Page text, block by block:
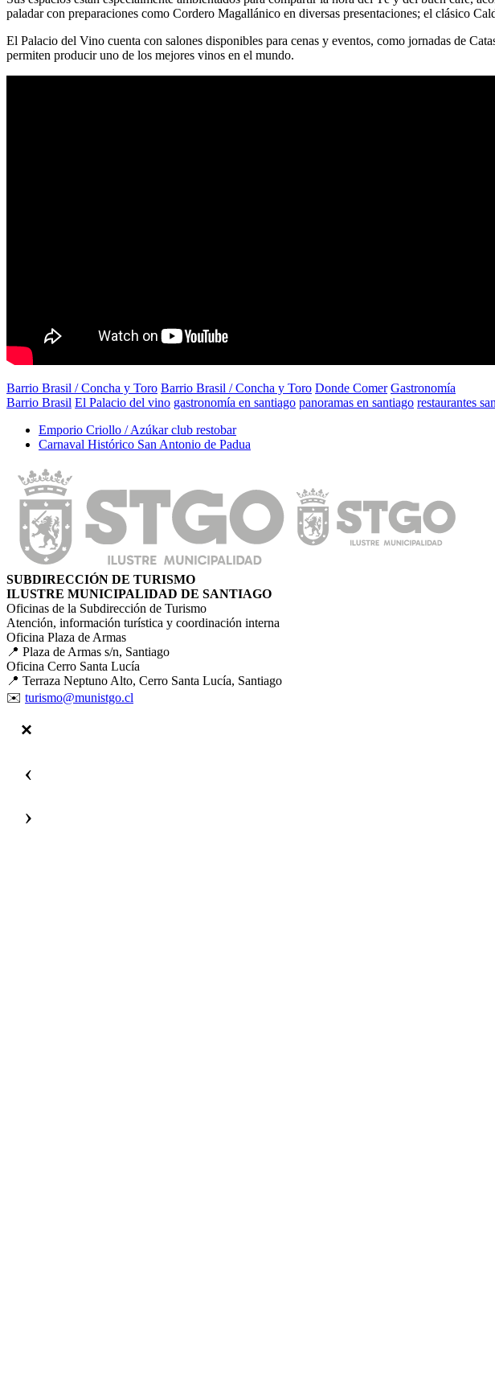
paladar con preparaciones como Cordero Magallánico en diversas presentaciones; el clásico
El Palacio del Vino cuenta con salones disponibles para cenas y eventos, como jornadas de
permiten producir uno de los mejores vinos en el mundo.
Barrio Brasil / Concha y Toro Barrio Brasil / Concha y Toro Donde Comer Gastronomía
Barrio Brasil El Palacio del vino gastronomía en santiago panoramas en santiago restaurantes
Emporio Criollo / Azúkar club restobar
Carnaval Histórico San Antonio de Padua
SUBDIRECCIÓN DE TURISMO
ILUSTRE MUNICIPALIDAD DE SANTIAGO
Oficinas de la Subdirección de Turismo
Atención, información turística y coordinación interna
Oficina Plaza de Armas
📍 Plaza de Armas s/n, Santiago
Oficina Cerro Santa Lucía
📍 Terraza Neptuno Alto, Cerro Santa Lucía, Santiago
✉️ turismo@munistgo.cl
‹
›